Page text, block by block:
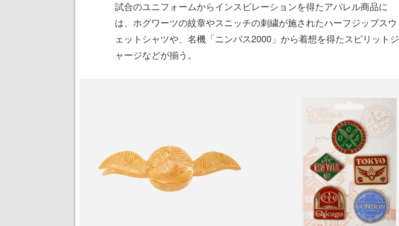
試合のユニフォームからインスピレーションを得たアパレル商品に
は、ホグワーツの紋章やスニッチの刺繍が施されたハーフジップスウ
ェットシャツや、名機「ニンバス2000」から着想を得たスピリットジ
ャージなどが揃う。